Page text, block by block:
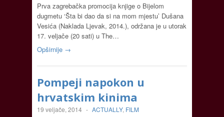
Prva zagrebačka promocija knjige o Bijelom
dugmetu ‘Šta bi dao da si na mom mjestu’ Dušana
Vesića (Naklada Ljevak, 2014.), održana je u utorak
17. veljače (20 sati) u The…
Opširnije →
Pompeji napokon u
hrvatskim kinima
19 veljače, 2014 - ACTUALLY, FILM